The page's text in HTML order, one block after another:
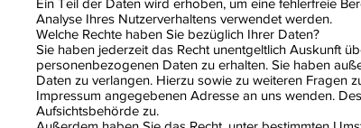
Ein Teil der Daten wird erhoben, um eine fehlerfreie
Analyse Ihres Nutzerverhaltens verwendet werden.
Welche Rechte haben Sie bezüglich Ihrer Daten?
Sie haben jederzeit das Recht unentgeltlich Auskunft
personenbezogenen Daten zu erhalten. Sie haben
Daten zu verlangen. Hierzu sowie zu weiteren Fragen
Impressum angegebenen Adresse an uns wenden.
Aufsichtsbehörde zu.